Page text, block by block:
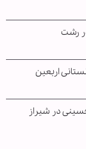
رشت
اربعین
در شیراز